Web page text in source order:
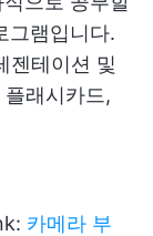
그램입니다.
젠테이션 및
래시카드,
카메라 부